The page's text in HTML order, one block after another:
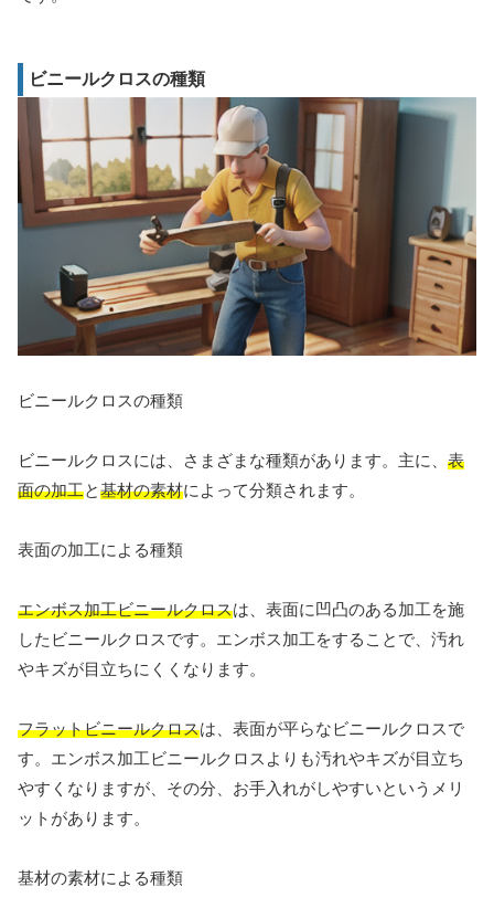
ビニールクロスの種類
ビニールクロスの種類
ビニールクロスには、さまざまな種類があります。主に、 表
面の加工と基材の素材によって分類されます。
表面の加工による種類
エンボス加工ビニールクロスは、表面に凹凸のある加工を施
したビニールクロスです。エンボス加工をすることで、汚れ
やキズが目立ちにくくなります。
フラットビニールクロスは、表面が平らなビニールクロスで
す。エンボス加工ビニールクロスよりも汚れやキズが目立ち
やすくなりますが、その分、お手入れがしやすいというメリ
ットがあります。
基材の素材による種類